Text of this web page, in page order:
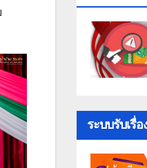
ระบบรับเรื่